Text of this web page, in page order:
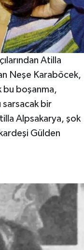
Atilla
Neşe Karaböcek,
bu boşanma,
sarsacak bir
Alpsakarya, şok
Gülden